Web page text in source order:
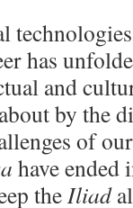
has
and
by the
of
have ended
theIliad